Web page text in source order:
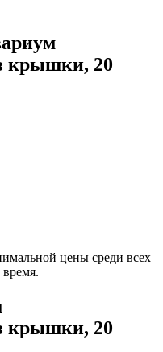
крышки, 20
цены среди всех
время.
крышки, 20